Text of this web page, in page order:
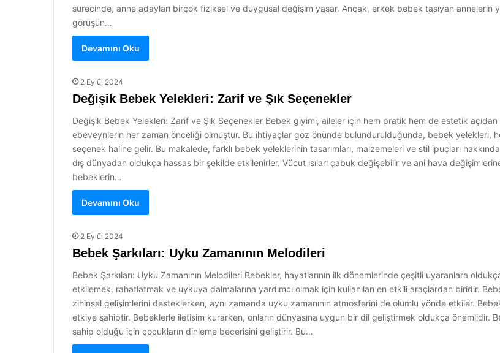
sürecinde, anne adayları birçok fiziksel ve duygusal değişim yaşar. Ancak, erkek bebek taşıyan annelerin
görüşün…
Devamını Oku
2 Eylül 2024
Değişik Bebek Yelekleri: Zarif ve Şık Seçenekler
Değişik Bebek Yelekleri: Zarif ve Şık Seçenekler Bebek giyimi, aileler için hem pratik hem de estetik açıdan
ebeveynlerin her zaman önceliği olmuştur. Bu ihtiyaçlar göz önünde bulundurulduğunda, bebek yelekleri,
seçenek haline gelir. Bu makalede, farklı bebek yeleklerinin tasarımları, malzemeleri ve stil ipuçları
dış dünyadan oldukça hassas bir şekilde etkilenirler. Vücut ısıları çabuk değişebilir ve ani hava
bebeklerin…
Devamını Oku
2 Eylül 2024
Bebek Şarkıları: Uyku Zamanının Melodileri
Bebek Şarkıları: Uyku Zamanının Melodileri Bebekler, hayatlarının ilk dönemlerinde çeşitli uyaranlara
etkilemek, rahatlatmak ve uykuya dalmalarına yardımcı olmak için kullanılan en etkili araçlardan biridir.
zihinsel gelişimlerini desteklerken, aynı zamanda uyku zamanının atmosferini de olumlu yönde etkiler.
etkiye sahiptir. Bebeklerle iletişim kurarken, onların dünyasına uygun bir dil geliştirmek oldukça önemlidir.
sahip olduğu için çocukların dinleme becerisini geliştirir. Bu…